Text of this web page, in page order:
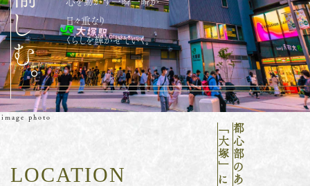
image photo
日々重なり
くらしを輝かせていく。
LOCATION